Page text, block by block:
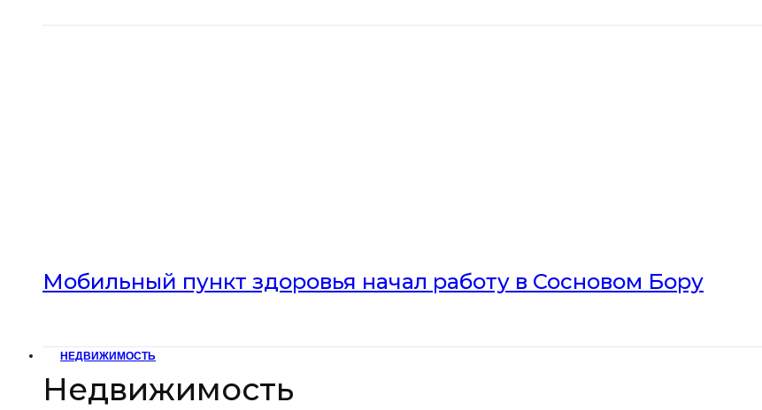
Мобильный пункт здоровья начал работу в Сосновом Бору
НЕДВИЖИМОСТЬ
Недвижимость